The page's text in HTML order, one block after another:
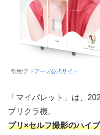
引用:アドアーズ公式サイト
「マイパレット」は、
プリクラ機。
プリ×セルフ撮影のハイ